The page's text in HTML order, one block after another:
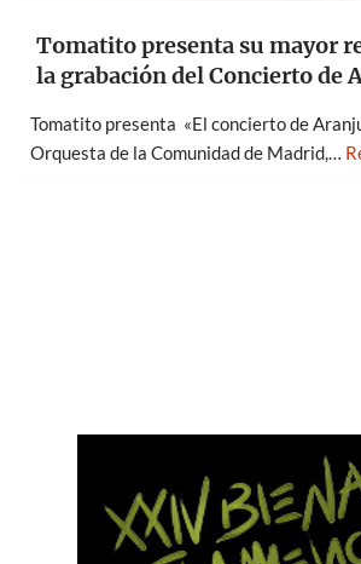
Tomatito presenta su mayor
la grabación del Concierto de
Tomatito presenta «El concierto de
Orquesta de la Comunidad de Madrid,…